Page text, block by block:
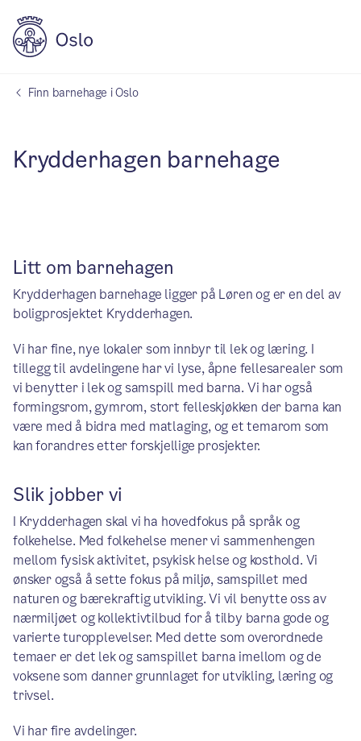
Finn barnehage i Oslo
Krydderhagen barnehage
Litt om barnehagen
Krydderhagen barnehage ligger på Løren og er en del av
boligprosjektet Krydderhagen.
Vi har fine, nye lokaler som innbyr til lek og læring. I
tillegg til avdelingene har vi lyse, åpne fellesarealer som
vi benytter i lek og samspill med barna. Vi har også
formingsrom, gymrom, stort felleskjøkken der barna kan
være med å bidra med matlaging, og et temarom som
kan forandres etter forskjellige prosjekter.
Slik jobber vi
I Krydderhagen skal vi ha hovedfokus på språk og
folkehelse. Med folkehelse mener vi sammenhengen
mellom fysisk aktivitet, psykisk helse og kosthold. Vi
ønsker også å sette fokus på miljø, samspillet med
naturen og bærekraftig utvikling. Vi vil benytte oss av
nærmiljøet og kollektivtilbud for å tilby barna gode og
varierte turopplevelser. Med dette som overordnede
temaer er det lek og samspillet barna imellom og de
voksene som danner grunnlaget for utvikling, læring og
trivsel.
Vi har fire avdelinger.